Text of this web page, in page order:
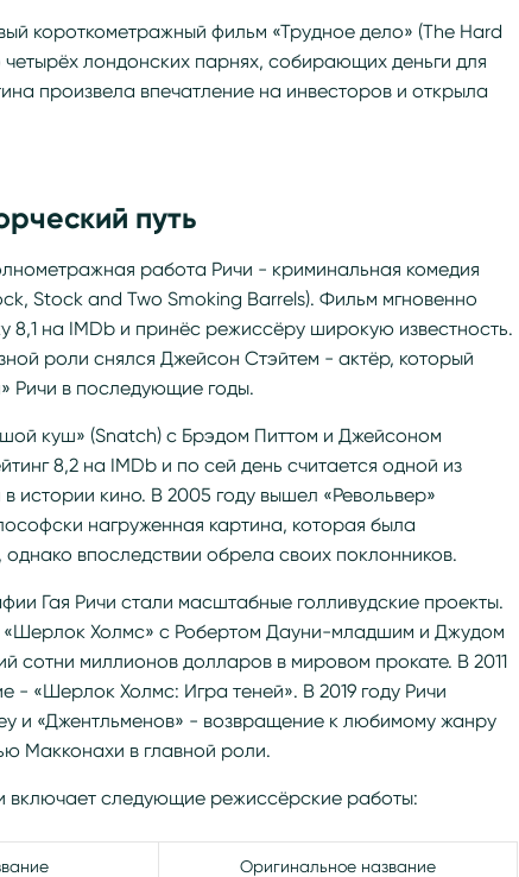
короткометражный фильм «Трудное дело» (The Hard
лондонских парнях, собирающих деньги для
произвела впечатление на инвесторов и открыла
путь
работа Ричи - криминальная комедия
Stock and Two Smoking Barrels). Фильм мгновенно
8,1 на IMDb и принёс режиссёру широкую известность.
роли снялся Джейсон Стэйтем - актёр, который
Ричи в последующие годы.
куш» (Snatch) с Брэдом Питтом и Джейсоном
8,2 на IMDb и по сей день считается одной из
истории кино. В 2005 году вышел «Револьвер»
нагруженная картина, которая была
впоследствии обрела своих поклонников.
Гая Ричи стали масштабные голливудские проекты.
«Шерлок Холмс» с Робертом Дауни-младшим и Джудом
сотни миллионов долларов в мировом прокате. В 2011
- «Шерлок Холмс: Игра теней». В 2019 году Ричи
и «Джентльменов» - возвращение к любимому жанру
Макконахи в главной роли.
включает следующие режиссёрские работы:
Оригинальное название